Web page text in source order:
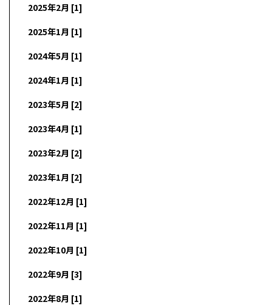
2025年2月 [1]
2025年1月 [1]
2024年5月 [1]
2024年1月 [1]
2023年5月 [2]
2023年4月 [1]
2023年2月 [2]
2023年1月 [2]
2022年12月 [1]
2022年11月 [1]
2022年10月 [1]
2022年9月 [3]
2022年8月 [1]